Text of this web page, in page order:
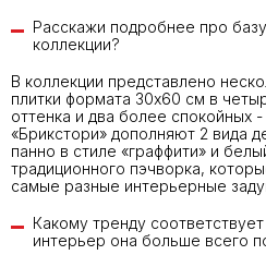
Расскажи подробнее про
коллекции?
В коллекции представлено
плитки формата 30х60 см в
оттенка и два более спокойных
«Брикстори» дополняют 2 вида
панно в стиле «граффити» и
традиционного пэчворка,
самые разные интерьерные
Какому тренду
интерьер она больше всего